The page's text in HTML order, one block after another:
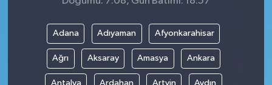
Adana Adıyaman Afyonkarahisar
Ağrı Aksaray Amasya Ankara
Antalya Ardahan Artvin Aydın